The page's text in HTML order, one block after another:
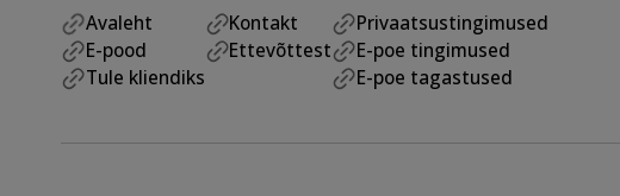
Avaleht
E-pood
Tule kliendiks
Kontakt
Ettevõttest
Privaatsustingimused
E-poe tingimused
E-poe tagastused